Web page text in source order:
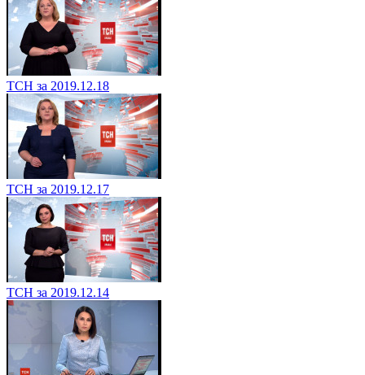
ТСН за 2019.12.18
ТСН за 2019.12.17
ТСН за 2019.12.14